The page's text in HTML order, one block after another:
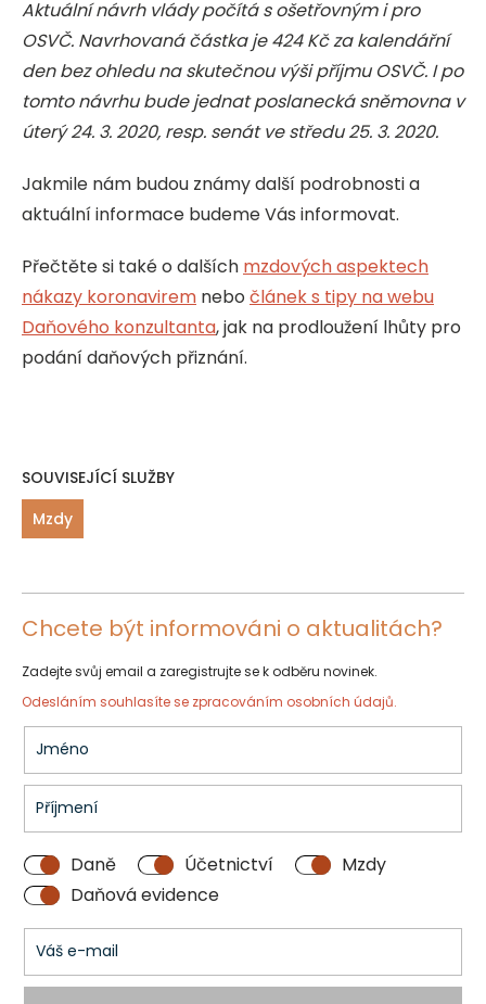
Aktuální návrh vlády počítá s ošetřovným i pro
OSVČ. Navrhovaná částka je 424 Kč za kalendářní
den bez ohledu na skutečnou výši příjmu OSVČ. I po
tomto návrhu bude jednat poslanecká sněmovna v
úterý 24. 3. 2020, resp. senát ve středu 25. 3. 2020.
Jakmile nám budou známy další podrobnosti a
aktuální informace budeme Vás informovat.
Přečtěte si také o dalších mzdových aspektech
nákazy koronavirem nebo článek s tipy na webu
Daňového konzultanta, jak na prodloužení lhůty pro
podání daňových přiznání.
SOUVISEJÍCÍ SLUŽBY
Mzdy
Chcete být informováni o aktualitách?
Zadejte svůj email a zaregistrujte se k odběru novinek.
Odesláním souhlasíte se zpracováním osobních údajů.
Daně Účetnictví
Mzdy
Daňová evidence